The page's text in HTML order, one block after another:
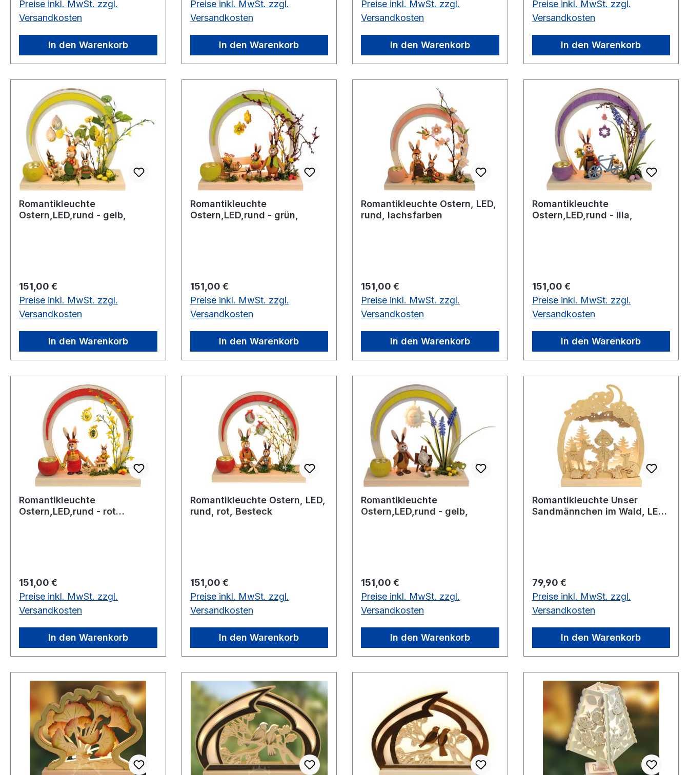
Preise inkl. MwSt. zzgl.
Versandkosten
In den Warenkorb
Preise inkl. MwSt. zzgl.
Versandkosten
In den Warenkorb
Preise inkl. MwSt. zzgl.
Versandkosten
In den Warenkorb
Preise inkl. MwSt. zzgl.
Versandkosten
In den Warenkorb
Romantikleuchte
Ostern,LED,rund - gelb,
Regulärer Preis:
151,00 €
Preise inkl. MwSt. zzgl.
Versandkosten
In den Warenkorb
Romantikleuchte
Ostern,LED,rund - grün,
Regulärer Preis:
151,00 €
Preise inkl. MwSt. zzgl.
Versandkosten
In den Warenkorb
Romantikleuchte Ostern, LED,
rund, lachsfarben
Regulärer Preis:
151,00 €
Preise inkl. MwSt. zzgl.
Versandkosten
In den Warenkorb
Romantikleuchte
Ostern,LED,rund - lila,
Regulärer Preis:
151,00 €
Preise inkl. MwSt. zzgl.
Versandkosten
In den Warenkorb
Romantikleuchte
Ostern,LED,rund - rot
Regulärer Preis:
151,00 €
Preise inkl. MwSt. zzgl.
Versandkosten
In den Warenkorb
Romantikleuchte Ostern, LED,
rund, rot, Besteck
Regulärer Preis:
151,00 €
Preise inkl. MwSt. zzgl.
Versandkosten
In den Warenkorb
Romantikleuchte
Ostern,LED,rund - gelb,
Regulärer Preis:
151,00 €
Preise inkl. MwSt. zzgl.
Versandkosten
In den Warenkorb
Romantikleuchte Unser
Sandmännchen im Wald, LED-
Regulärer Preis:
79,90 €
Preise inkl. MwSt. zzgl.
Versandkosten
In den Warenkorb